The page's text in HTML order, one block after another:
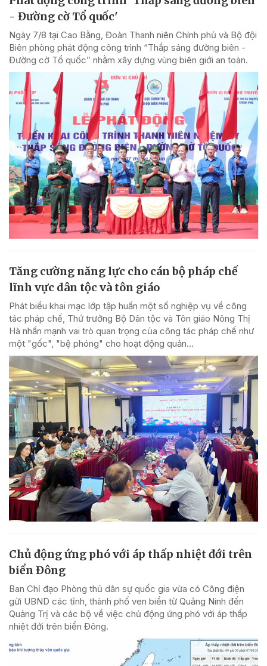
- Đường cờ Tổ quốc'
Ngày 7/8 tại Cao Bằng, Đoàn Thanh niên Chính phủ và Bộ đội
Biên phòng phát động công trình “Thắp sáng đường biên -
Đường cờ Tổ quốc” nhằm xây dựng vùng biên giới an toàn.
Tăng cường năng lực cho cán bộ pháp chế
lĩnh vực dân tộc và tôn giáo
Phát biểu khai mạc lớp tập huấn một số nghiệp vụ về công
tác pháp chế, Thứ trưởng Bộ Dân tộc và Tôn giáo Nông Thị
Hà nhấn mạnh vai trò quan trọng của công tác pháp chế như
một "gốc", "bệ phóng" cho hoạt động quản...
Chủ động ứng phó với áp thấp nhiệt đới trên
biển Đông
Ban Chỉ đạo Phòng thủ dân sự quốc gia vừa có Công điện
gửi UBND các tỉnh, thành phố ven biển từ Quảng Ninh đến
Quảng Trị và các bộ về việc chủ động ứng phó với áp thấp
nhiệt đới trên biển Đông.